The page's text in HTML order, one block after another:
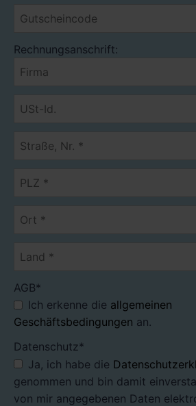
Rechnungsanschrift:
Pflichtfeld
AGB*
Ich erkenne die allgemeinen
Geschäftsbedingungen an.
Pflichtfeld
Datenschutz*
Ja, ich habe die
genommen und bin damit
von mir angegebenen Daten